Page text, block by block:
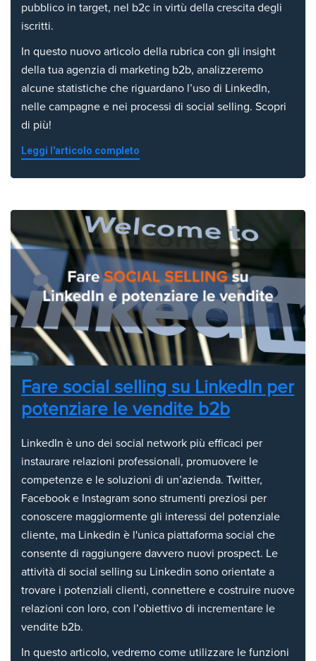
pubblico in target, nel b2c in virtù della crescita degli
iscritti.
In questo nuovo articolo della rubrica con gli insight
della tua agenzia di marketing b2b, analizzeremo
alcune statistiche che riguardano l’uso di LinkedIn,
nelle campagne e nei processi di social selling. Scopri
di più!
Leggi l'articolo completo
Fare social selling su LinkedIn per
potenziare le vendite b2b
LinkedIn è uno dei social network più efficaci per
instaurare relazioni professionali, promuovere le
competenze e le soluzioni di un’azienda. Twitter,
Facebook e Instagram sono strumenti preziosi per
conoscere maggiormente gli interessi del potenziale
cliente, ma Linkedin è l'unica piattaforma social che
consente di raggiungere davvero nuovi prospect. Le
attività di social selling su Linkedin sono orientate a
trovare i potenziali clienti, connettere e costruire nuove
relazioni con loro, con l’obiettivo di incrementare le
vendite b2b.
In questo articolo, vedremo come utilizzare le funzioni